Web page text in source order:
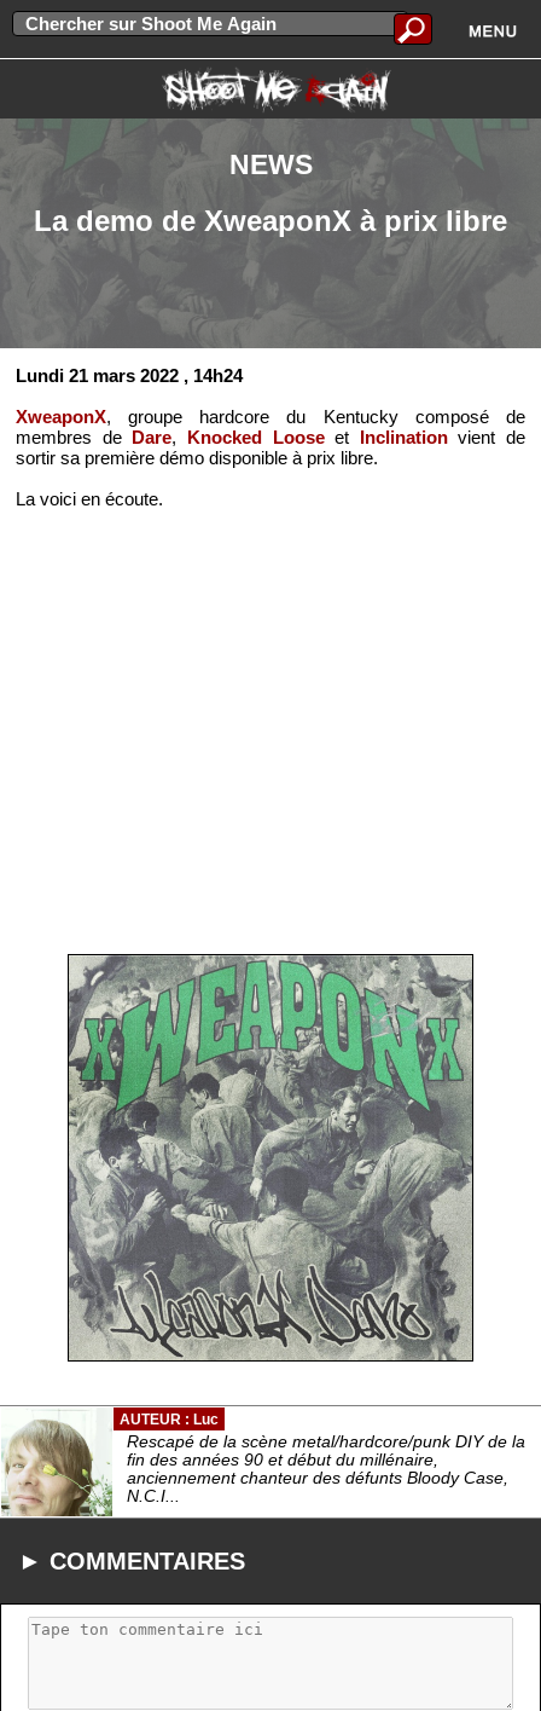
NEWS
La demo de XweaponX à prix libre
Lundi 21 mars 2022 , 14h24
XweaponX, groupe hardcore du Kentucky composé de
membres de Dare, Knocked Looseet Inclinationvient de
sortir sa première démo disponible à prix libre.
La voici en écoute.
AUTEUR : Luc
Rescapé de la scène metal/hardcore/punk DIY de la
fin des années 90 et début du millénaire,
anciennement chanteur des défunts Bloody Case,
N.C.I...
► COMMENTAIRES